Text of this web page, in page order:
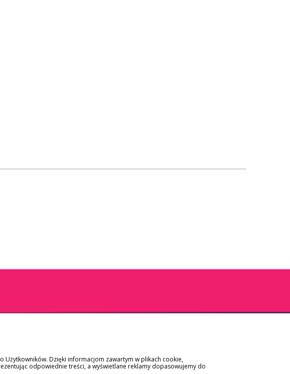
APLIKACJA SALTUS ZDROWIE
Użytkowników. Dzięki informacjom zawartym w plikach cookie,
odpowiednie treści, a wyświetlane reklamy dopasowujemy do